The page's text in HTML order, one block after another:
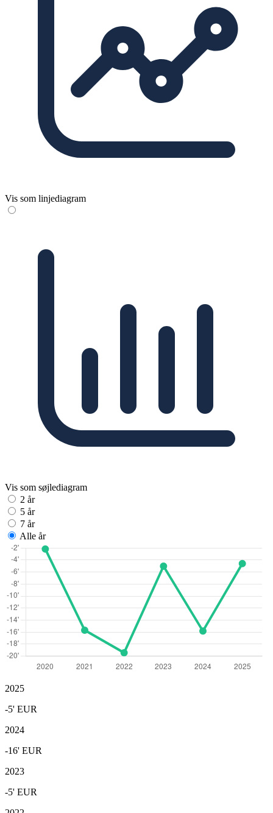
Vis som linjediagram
Vis som søjlediagram
2 år
5 år
7 år
Alle år
2025
-5' EUR
2024
-16' EUR
2023
-5' EUR